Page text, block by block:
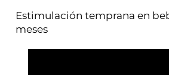
Estimulación temprana en
meses